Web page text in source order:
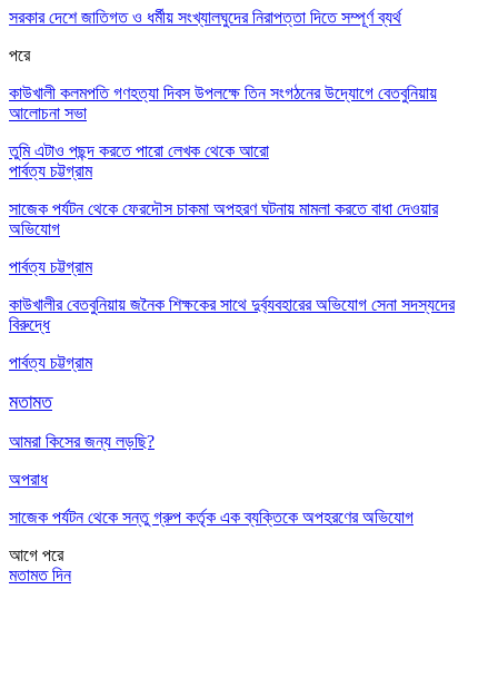
সরকার দেশে জাতিগত ও ধর্মীয় সংখ্যালঘুদের নিরাপত্তা দিতে সম্পূর্ণ ব্যর্থ
পরে
কাউখালী কলমপতি গণহত্যা দিবস উপলক্ষে তিন সংগঠনের উদ্যোগে বেতবুনিয়ায়
আলোচনা সভা
তুমি এটাও পছন্দ করতে পারো লেখক থেকে আরো
পার্বত্য চট্টগ্রাম
সাজেক পর্যটন থেকে ফেরদৌস চাকমা অপহরণ ঘটনায় মামলা করতে বাধা দেওয়ার
অভিযোগ
পার্বত্য চট্টগ্রাম
কাউখালীর বেতবুনিয়ায় জনৈক শিক্ষকের সাথে দুর্ব্যবহারের অভিযোগ সেনা সদস্যদের
বিরুদ্ধে
পার্বত্য চট্টগ্রাম
মতামত
আমরা কিসের জন্য লড়ছি?
অপরাধ
সাজেক পর্যটন থেকে সন্তু গ্রুপ কর্তৃক এক ব্যক্তিকে অপহরণের অভিযোগ
আগে পরে
মতামত দিন